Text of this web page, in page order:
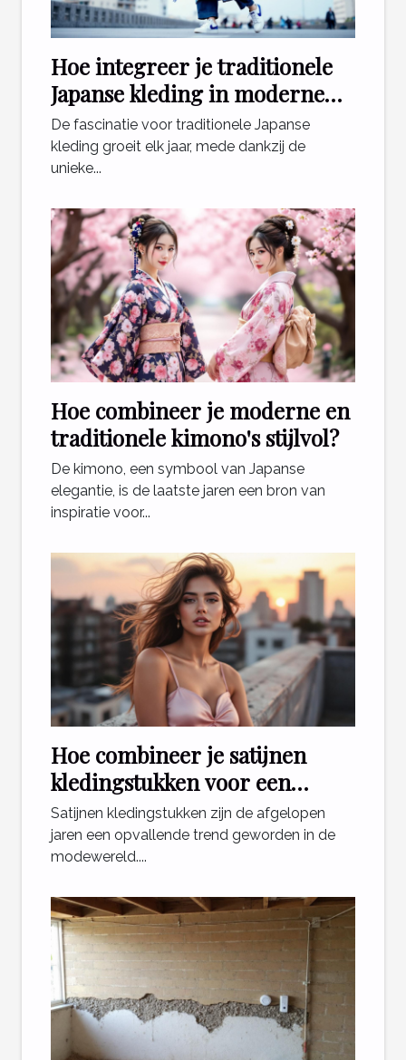
Hoe integreer je traditionele
Japanse kleding in moderne
outfits?
De fascinatie voor traditionele Japanse
kleding groeit elk jaar, mede dankzij de
unieke...
Hoe combineer je moderne en
traditionele kimono's stijlvol?
De kimono, een symbool van Japanse
elegantie, is de laatste jaren een bron van
inspiratie voor...
Hoe combineer je satijnen
kledingstukken voor een
stijlvolle look?
Satijnen kledingstukken zijn de afgelopen
jaren een opvallende trend geworden in de
modewereld....